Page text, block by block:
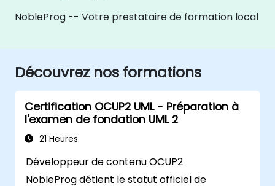
NobleProg -- Votre prestataire de formation local
Découvrez nos formations
Certification OCUP2 UML - Préparation à
l'examen de fondation UML 2
21 Heures
Développeur de contenu OCUP2
NobleProg détient le statut officiel de